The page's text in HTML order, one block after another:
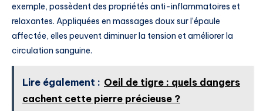
exemple, possèdent des propriétés anti-inflammatoires et
relaxantes. Appliquées en massages doux sur l’épaule
affectée, elles peuvent diminuer la tension et améliorer la
circulation sanguine.
Lire également : Oeil de tigre : quels dangers
cachent cette pierre précieuse ?